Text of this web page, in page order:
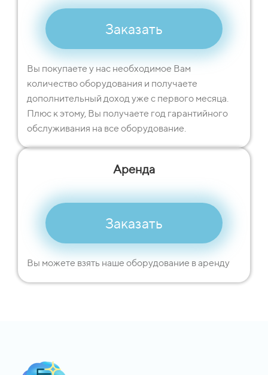
Заказать
Вы покупаете у нас необходимое Вам
количество оборудования и получаете
дополнительный доход уже с первого месяца.
Плюс к этому, Вы получаете год гарантийного
обслуживания на все оборудование.
Аренда
Заказать
Вы можете взять наше оборудование в аренду